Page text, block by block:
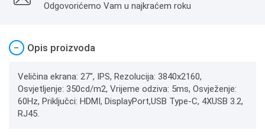
Odgovorićemo Vam u najkraćem roku
− Opis proizvoda
Veličina ekrana: 27", IPS, Rezolucija: 3840x2160,
Osvjetljenje: 350cd/m2, Vrijeme odziva: 5ms, Osvježenje:
60Hz, Priključci: HDMI, DisplayPort,USB Type-C, 4XUSB 3.2,
RJ45.